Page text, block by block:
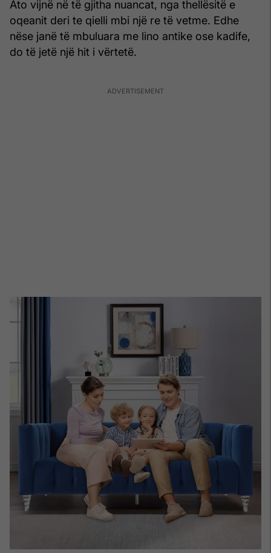
Ato vijnë në të gjitha nuancat, nga thellësitë e
oqeanit deri te qielli mbi një re të vetme. Edhe
nëse janë të mbuluara me lino antike ose kadife,
do të jetë një hit i vërtetë.